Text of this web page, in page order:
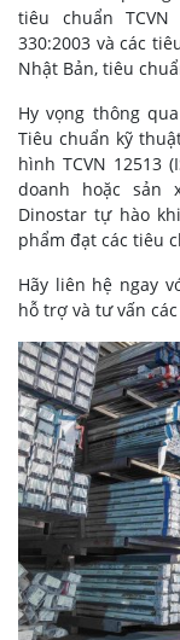
tiêu chuẩn TCVN
330:2003 và các
Nhật Bản, tiêu
Hy vọng thông
Tiêu chuẩn kỹ
hình TCVN 12513
doanh hoặc sản
Dinostar tự hào
phẩm đạt các tiêu
Hãy liên hệ ngay
hỗ trợ và tư vấn